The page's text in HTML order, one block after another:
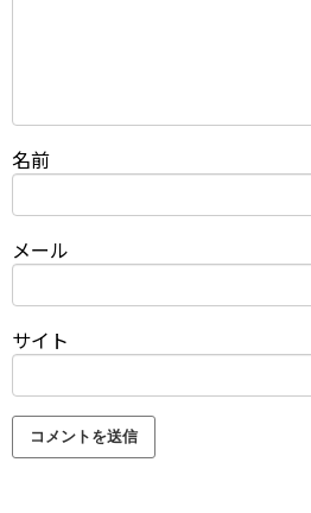
名前
メール
サイト